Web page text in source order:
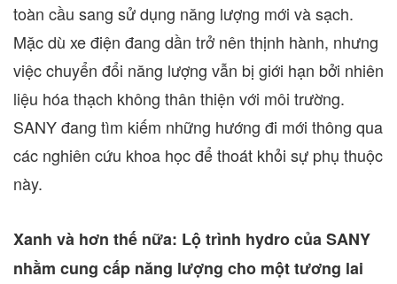
toàn cầu sang sử dụng năng lượng mới và sạch.
Mặc dù xe điện đang dần trở nên thịnh hành, nhưng
việc chuyển đổi năng lượng vẫn bị giới hạn bởi nhiên
liệu hóa thạch không thân thiện với môi trường.
SANY đang tìm kiếm những hướng đi mới thông qua
các nghiên cứu khoa học để thoát khỏi sự phụ thuộc
này.
Xanh và hơn thế nữa: Lộ trình hydro của SANY
nhằm cung cấp năng lượng cho một tương lai